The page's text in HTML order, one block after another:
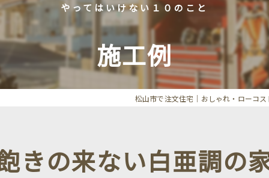
家づくり応援モニターハウスキャンペーン
資金計画相談会
中庭のある暮らし相談会
初めての家づくり相談会
HOMA 規格住宅
HOMA 神戸モデル
HOMA 厚木モデル
JSFH
建築家とつくる家
やってはいけない１０のこと
施工例
松山市で注文住宅｜おしゃれ・ローコ
きの来ない白亜調の